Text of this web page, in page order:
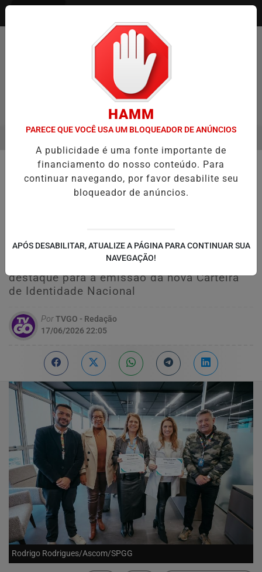
EM ALTA
👥 COMUNIDADE / GENTE
Após quase 2 mil atendimentos,
Eldorado do Sul reconhece atuação
permaneceu três semanas no município e
registrou 1.998 atendimentos, com
destaque para a emissão da nova Carteira
de Identidade Nacional
PorTVGO - Redação
17/06/2026 22:05
Rodrigo Rodrigues/Ascom/SPGG
HAMM
PARECE QUE VOCÊ USA UM BLOQUEADOR DE ANÚNCIOS
A publicidade é uma fonte importante de
financiamento do nosso conteúdo. Para
continuar navegando, por favor desabilite seu
bloqueador de anúncios.
APÓS DESABILITAR, ATUALIZE A PÁGINA PARA CONTINUAR SUA
NAVEGAÇÃO!